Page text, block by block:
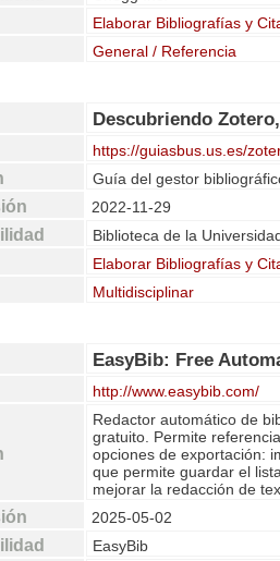
Elaborar Bibliografías y
General / Referencia
Descubriendo
https://guiasbus.us.es/
Guía del gestor
2022-11-29
Biblioteca de la
Elaborar Bibliografías y
Multidisciplinar
EasyBib: Free
http://www.easybib.com/
Redactor automático de
gratuito. Permite
opciones de exportación:
que permite guardar el
mejorar la redacción de
2025-05-02
EasyBib